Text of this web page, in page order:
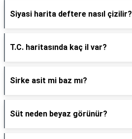
Siyasi harita deftere nasıl çizilir?
T.C. haritasında kaç il var?
Sirke asit mi baz mı?
Süt neden beyaz görünür?